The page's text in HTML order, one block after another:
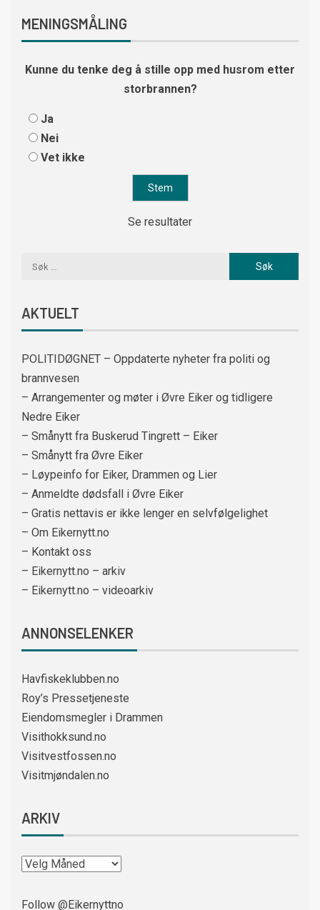
MENINGSMÅLING
Kunne du tenke deg å stille opp med husrom etter
storbrannen?
Ja
Nei
Vet ikke
Se resultater
AKTUELT
POLITIDØGNET – Oppdaterte nyheter fra politi og
brannvesen
– Arrangementer og møter i Øvre Eiker og tidligere
Nedre Eiker
– Smånytt fra Buskerud Tingrett – Eiker
– Smånytt fra Øvre Eiker
– Løypeinfo for Eiker, Drammen og Lier
– Anmeldte dødsfall i Øvre Eiker
– Gratis nettavis er ikke lenger en selvfølgelighet
– Om Eikernytt.no
– Kontakt oss
– Eikernytt.no – arkiv
– Eikernytt.no – videoarkiv
ANNONSELENKER
Havfiskeklubben.no
Roy’s Pressetjeneste
Eiendomsmegler i Drammen
Visithokksund.no
Visitvestfossen.no
Visitmjøndalen.no
ARKIV
Follow @Eikernyttno